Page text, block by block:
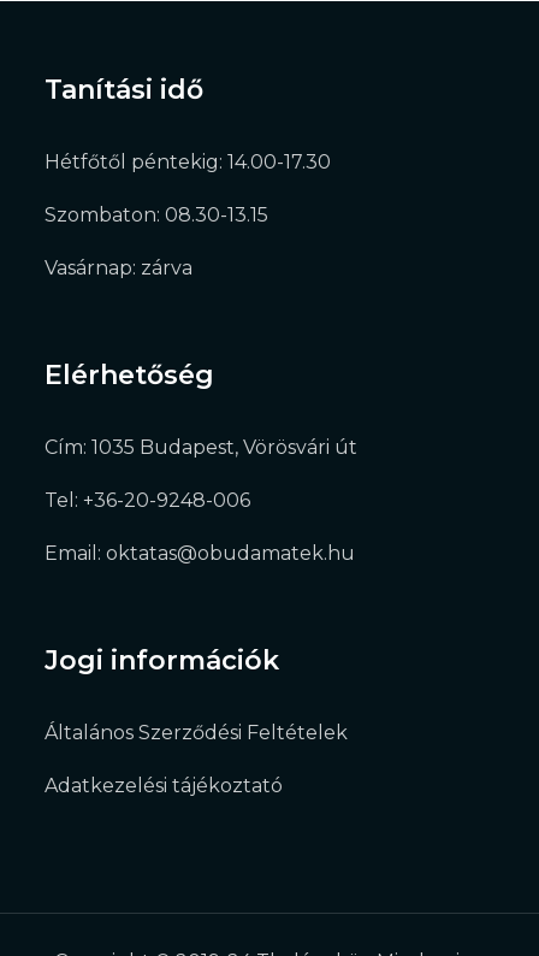
Tanítási idő
Hétfőtől péntekig: 14.00-17.30
Szombaton: 08.30-13.15
Vasárnap: zárva
Elérhetőség
Cím: 1035 Budapest, Vörösvári út
Tel: +36-20-9248-006
Email: oktatas@obudamatek.hu
Jogi információk
Általános Szerződési Feltételek
Adatkezelési tájékoztató